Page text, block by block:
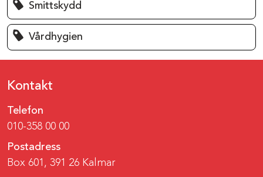
Smittskydd
Vårdhygien
Kontakt
Telefon
010-358 00 00
Postadress
Box 601, 391 26 Kalmar